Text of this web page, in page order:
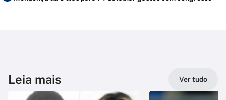
Leia mais Ver tudo